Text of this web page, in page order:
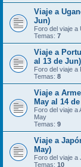
Viaje a
Jun)
Foro del viaje a
Temas: 7
Viaje a
al 13 de Jun)
Foro del viaje a
Temas: 8
Viaje a
May al 14
Foro del viaje a
May
Temas: 9
Viaje a
May)
Foro del viaje a
Temas: 10